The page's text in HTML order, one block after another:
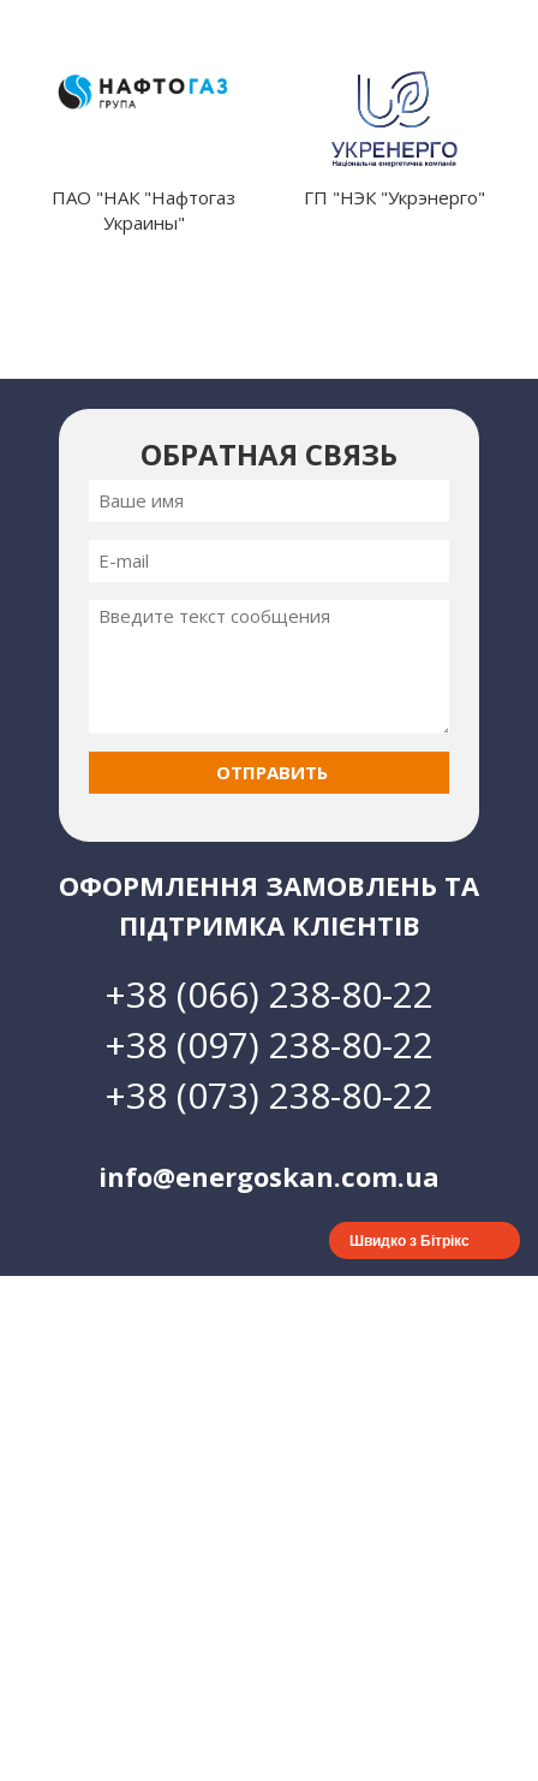
ПАО "НАК "Нафтогаз
Украины"
ГП "НЭК "Укрэнерго"
ОБРАТНАЯ СВЯЗЬ
ОФОРМЛЕННЯ ЗАМОВЛЕНЬ ТА
ПІДТРИМКА КЛІЄНТІВ
+38 (066) 238-80-22
+38 (097) 238-80-22
+38 (073) 238-80-22
info@energoskan.com.ua
Швидко з Бітрікс